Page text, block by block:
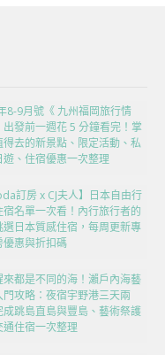
8-9月號《 九州福岡旅行情
出發前一週花 5 分鐘看完！掌
得去的新景點、限定活動、私
遊、住宿優惠一次整理
訂房 x CJ夫人】日本自由行
宿名單一次看！內行旅行者的
選日本質感住宿，每周更新專
優惠與折扣碼
來都是不同的海！瀨戶內海藝
門攻略：夜宿宇野港三天兩
成跳島直島與豐島、藝術祭護
通住宿一次整理